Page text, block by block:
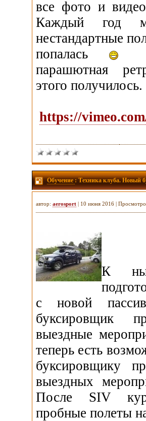
все фото и
Каждый год
нестандартные
попалась
парашютная
этого получилось.
https://
Обучение: Техника клуба. Новый
автор: aerosport | 10 июня 2016 |
К
с новой
буксировщик
выездные
теперь есть
буксировщику
выездных
После SIV
пробные полеты